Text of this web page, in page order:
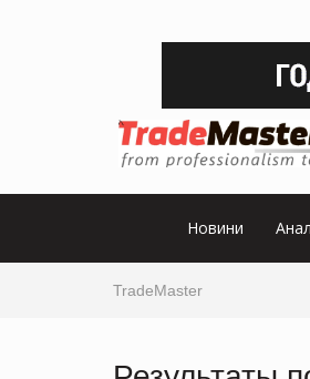
Новини
TradeMaster